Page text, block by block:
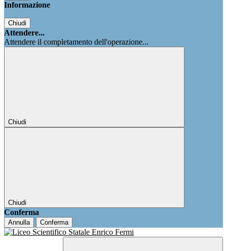
Informazione
Chiudi
Attendere...
Attendere il completamento dell'operazione...
Chiudi
Chiudi
Conferma
Annulla Conferma